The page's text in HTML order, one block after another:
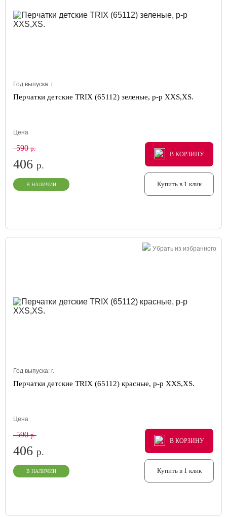
Год выпуска: г.
Перчатки детские TRIX (65112) зеленые, р-р XXS,XS.
Цена
590р.
406 р.
В НАЛИЧИИ
В КОРЗИНУ
В КОРЗИНУ
В КОРЗИНУ
Купить в 1 клик
Убрать из избранного
Год выпуска: г.
Перчатки детские TRIX (65112) красные, р-р XXS,XS.
Цена
590р.
406 р.
В НАЛИЧИИ
В КОРЗИНУ
В КОРЗИНУ
В КОРЗИНУ
Купить в 1 клик